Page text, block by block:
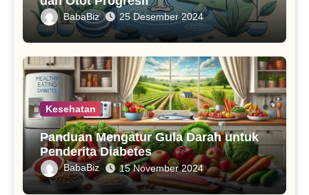
BabaBiz 25 Desember 2024
Kesehatan
Panduan Mengatur Gula Darah untuk
Penderita Diabetes
BabaBiz 15 November 2024